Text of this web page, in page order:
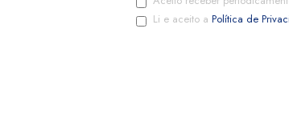
Li e aceito a Política de